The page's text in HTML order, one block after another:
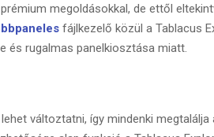
megoldásokkal, de ettől
fájlkezelő közül a Tablacus
és rugalmas panelkiosztása miatt.
változtatni, így mindenki megtalálja